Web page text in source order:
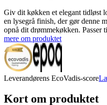
Giv dit køkken et elegant tidløst
en lysegrå finish, der gør denne
opnå dit drømmekøkken. Passer
mere om produktet
Leverandørens EcoVadis-score
Kort om produktet